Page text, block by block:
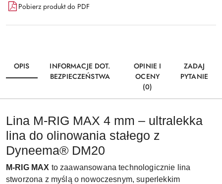
Pobierz produkt do PDF
OPIS
INFORMACJE DOT.
BEZPIECZEŃSTWA
OPINIE I
OCENY
(0)
ZADAJ
PYTANIE
Lina M-RIG MAX 4 mm – ultralekka
lina do olinowania stałego z
Dyneema® DM20
M-RIG MAX to zaawansowana technologicznie lina
stworzona z myślą o nowoczesnym, superlekkim